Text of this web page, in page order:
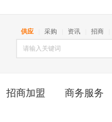
供应 采购 资讯 招商
招商加盟 商务服务